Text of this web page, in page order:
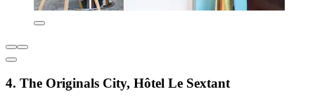
4. The Originals City, Hôtel Le Sextant